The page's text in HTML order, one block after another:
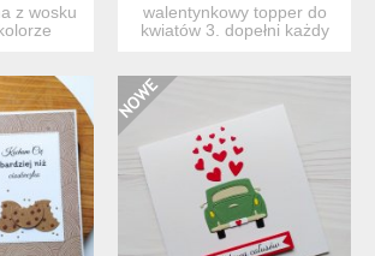
z wosku
walentynkowy topper do
kwiatów 3. dopełni każdy